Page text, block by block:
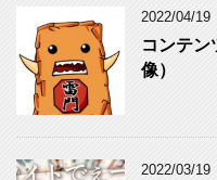
2022/04/19
コンテン
像）
2022/03/19